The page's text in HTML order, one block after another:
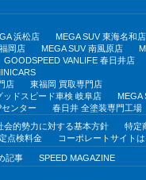
浜松店 MEGA SUV 東海名和店
岡店 MEGA SUV 南風原店
GOODSPEED VANLIFE 春日井店
店
東福岡 買取専門店
ッドスピード車検 岐阜店
MEGA
センター
春日井 全塗装専門工場
会的勢力に対する基本方針 特定
点検料金
コーポレートサイト
記事 SPEED MAGAZINE